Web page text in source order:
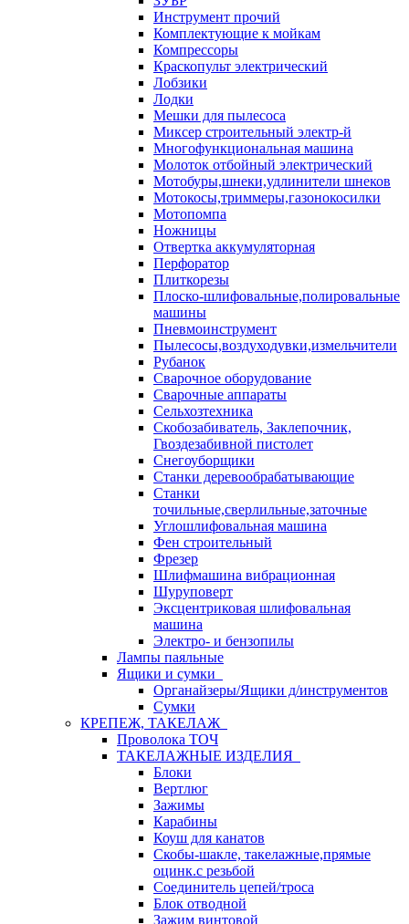
Инструмент прочий
Комплектующие к мойкам
Компрессоры
Краскопульт электрический
Лобзики
Лодки
Мешки для пылесоса
Миксер строительный электр-й
Многофункциональная машина
Молоток отбойный электрический
Мотобуры,шнеки,удлинители шнеков
Мотокосы,триммеры,газонокосилки
Мотопомпа
Ножницы
Отвертка аккумуляторная
Перфоратор
Плиткорезы
Плоско-шлифовальные,полировальные
машины
Пневмоинструмент
Пылесосы,воздуходувки,измельчители
Рубанок
Сварочное оборудование
Сварочные аппараты
Сельхозтехника
Скобозабиватель, Заклепочник,
Гвоздезабивной пистолет
Снегоуборщики
Станки деревообрабатывающие
Станки
точильные,сверлильные,заточные
Углошлифовальная машина
Фен строительный
Фрезер
Шлифмашина вибрационная
Шуруповерт
Эксцентриковая шлифовальная
машина
Электро- и бензопилы
Лампы паяльные
Ящики и сумки
Органайзеры/Ящики д/инструментов
Сумки
КРЕПЕЖ, ТАКЕЛАЖ
Проволока ТОЧ
ТАКЕЛАЖНЫЕ ИЗДЕЛИЯ
Блоки
Вертлюг
Зажимы
Карабины
Коуш для канатов
Скобы-шакле, такелажные,прямые
оцинк.с резьбой
Соединитель цепей/троса
Блок отводной
Зажим винтовой